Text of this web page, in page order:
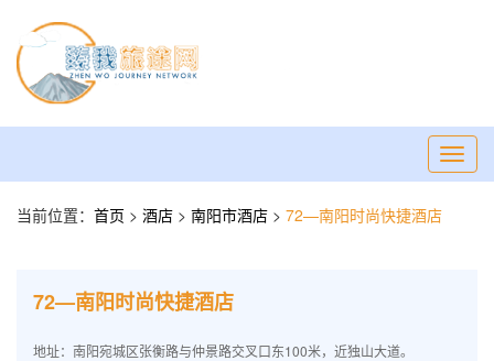
当前位置： 首页 > 酒店 > 南阳市酒店 > 72—南阳时尚快捷酒店
72—南阳时尚快捷酒店
地址：南阳宛城区张衡路与仲景路交叉口东100米，近独山大道。